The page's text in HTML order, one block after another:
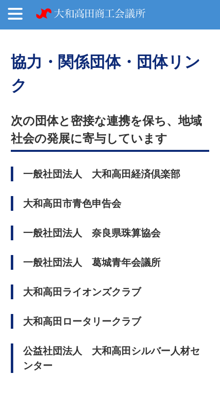
協力・関係団体・団体リン
ク
次の団体と密接な連携を保ち、地域
社会の発展に寄与しています
一般社団法人 大和高田経済倶楽部
大和高田市青色申告会
一般社団法人 奈良県珠算協会
一般社団法人 葛城青年会議所
大和高田ライオンズクラブ
大和高田ロータリークラブ
公益社団法人 大和高田シルバー人材セ
ンター